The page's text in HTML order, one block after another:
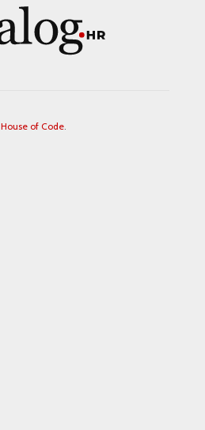
House of Code